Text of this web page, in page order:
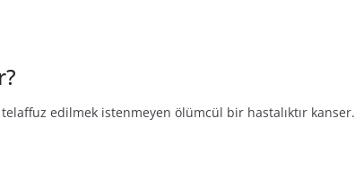
edilmek istenmeyen ölümcül bir hastalıktır kanser.